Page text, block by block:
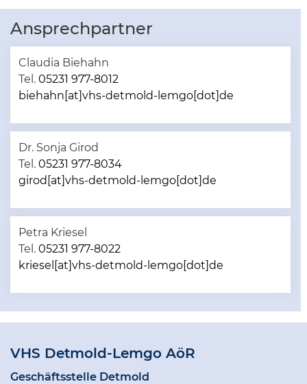
Ansprechpartner
Claudia Biehahn
Tel. 05231 977-8012
biehahn[at]vhs-detmold-lemgo[dot]de
Dr. Sonja Girod
Tel. 05231 977-8034
girod[at]vhs-detmold-lemgo[dot]de
Petra Kriesel
Tel. 05231 977-8022
kriesel[at]vhs-detmold-lemgo[dot]de
VHS Detmold-Lemgo AöR
Geschäftsstelle Detmold